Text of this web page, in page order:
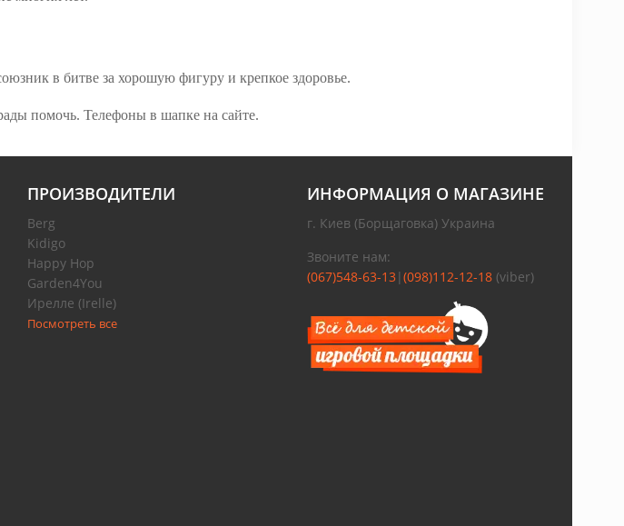
в битве за хорошую фигуру и крепкое здоровье.
помочь. Телефоны в шапке на сайте.
ПРОИЗВОДИТЕЛИ
Berg
Kidigo
Happy Hop
Garden4You
Ирелле (Irelle)
Посмотреть все
ИНФОРМАЦИЯ О МАГАЗИНЕ
г. Киев (Борщаговка) Украина
Звоните нам:
(067)548-63-13| (098)112-12-18(viber)